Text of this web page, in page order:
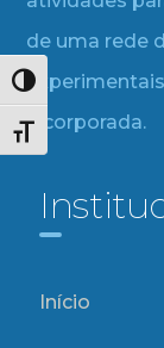
Alternar alto
Alternar
de uma rede
incorporada.
Início